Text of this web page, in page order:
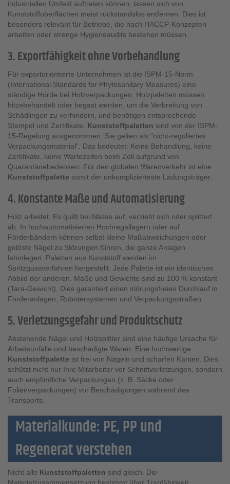
industriellen Umfeld auftreten können, lassen sich von
Kunststoffoberflächen meist rückstandslos entfernen. Dies ist
besonders relevant für Betriebe, die nach HACCP-Konzepten
arbeiten oder strenge Hygieneaudits bestehen müssen.
3. Exportfähigkeit ohne Vorbehandlung
Für exportorientierte Unternehmen ist die ISPM-15-Norm
(International Standards for Phytosanitary Measures) eine
ständige Hürde bei Holzverpackungen. Holzpaletten müssen
hitzebehandelt oder begast werden, um die Verbreitung von
Schädlingen zu verhindern, und benötigen entsprechende
Stempel und Zertifikate. Kunststoffpaletten sind von der ISPM-
15-Regelung ausgenommen. Sie gelten als "nicht-reguliertes
Verpackungsmaterial". Das bedeutet: Keine Behandlung, keine
Zertifikate, keine Wartezeiten beim Zoll aufgrund von
Quarantänebedenken. Für den globalen Warenverkehr ist eine
Kunststoffpalette somit der unkomplizierteste Ladungsträger.
4. Konstante Maße und Automatisierung
Holz arbeitet. Es quillt bei Nässe auf, verzieht sich oder splittert
ab. In hochautomatisierten Hochregallagern oder auf
Förderbändern können selbst kleine Maßabweichungen oder
gelöste Nägel zu Störungen führen, die ganze Anlagen
lahmlegen. Paletten aus Kunststoff werden im
Spritzgussverfahren hergestellt. Jede Palette ist ein identisches
Abbild der anderen. Maße und Gewichte sind zu 100 % konstant
(Tara-Gewicht). Dies garantiert einen störungsfreien Durchlauf in
Förderanlagen, Robotersystemen und Verpackungsstraßen.
5. Verletzungsgefahr und Produktschutz
Abstehende Nägel und Holzsplitter sind eine häufige Ursache für
Arbeitsunfälle und beschädigte Waren. Eine hochwertige
Kunststoffpalette ist frei von Nägeln und scharfen Kanten. Dies
schützt nicht nur Ihre Mitarbeiter vor Schnittverletzungen, sondern
auch empfindliche Verpackungen (z. B. Säcke oder
Folienverpackungen) vor Beschädigungen während des
Transports.
Materialkunde: PE, PP und
Regenerat verstehen
Nicht alle Kunststoffpaletten sind gleich. Die